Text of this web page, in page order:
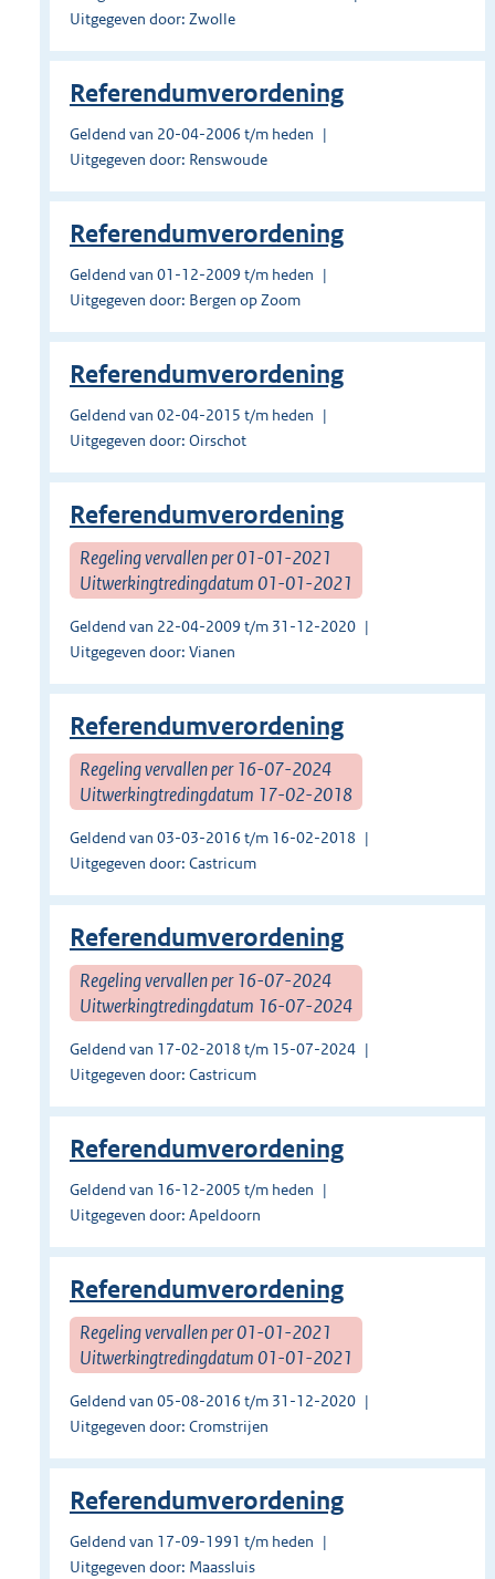
Uitgegeven door: Zwolle
Referendumverordening
Geldend van 20-04-2006 t/m heden
Uitgegeven door: Renswoude
Referendumverordening
Geldend van 01-12-2009 t/m heden
Uitgegeven door: Bergen op Zoom
Referendumverordening
Geldend van 02-04-2015 t/m heden
Uitgegeven door: Oirschot
Referendumverordening
Regeling vervallen per 01-01-2021
Uitwerkingtredingdatum 01-01-2021
Geldend van 22-04-2009 t/m 31-12-2020
Uitgegeven door: Vianen
Referendumverordening
Regeling vervallen per 16-07-2024
Uitwerkingtredingdatum 17-02-2018
Geldend van 03-03-2016 t/m 16-02-2018
Uitgegeven door: Castricum
Referendumverordening
Regeling vervallen per 16-07-2024
Uitwerkingtredingdatum 16-07-2024
Geldend van 17-02-2018 t/m 15-07-2024
Uitgegeven door: Castricum
Referendumverordening
Geldend van 16-12-2005 t/m heden
Uitgegeven door: Apeldoorn
Referendumverordening
Regeling vervallen per 01-01-2021
Uitwerkingtredingdatum 01-01-2021
Geldend van 05-08-2016 t/m 31-12-2020
Uitgegeven door: Cromstrijen
Referendumverordening
Geldend van 17-09-1991 t/m heden
Uitgegeven door: Maassluis